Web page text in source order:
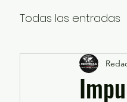
Todas las entradas